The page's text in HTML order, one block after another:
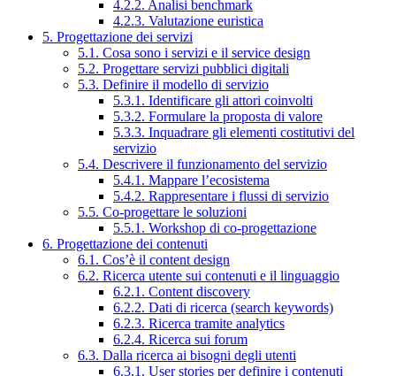
4.2.2. Analisi benchmark
4.2.3. Valutazione euristica
5. Progettazione dei servizi
5.1. Cosa sono i servizi e il service design
5.2. Progettare servizi pubblici digitali
5.3. Definire il modello di servizio
5.3.1. Identificare gli attori coinvolti
5.3.2. Formulare la proposta di valore
5.3.3. Inquadrare gli elementi costitutivi del
servizio
5.4. Descrivere il funzionamento del servizio
5.4.1. Mappare l’ecosistema
5.4.2. Rappresentare i flussi di servizio
5.5. Co-progettare le soluzioni
5.5.1. Workshop di co-progettazione
6. Progettazione dei contenuti
6.1. Cos’è il content design
6.2. Ricerca utente sui contenuti e il linguaggio
6.2.1. Content discovery
6.2.2. Dati di ricerca (search keywords)
6.2.3. Ricerca tramite analytics
6.2.4. Ricerca sui forum
6.3. Dalla ricerca ai bisogni degli utenti
6.3.1. User stories per definire i contenuti